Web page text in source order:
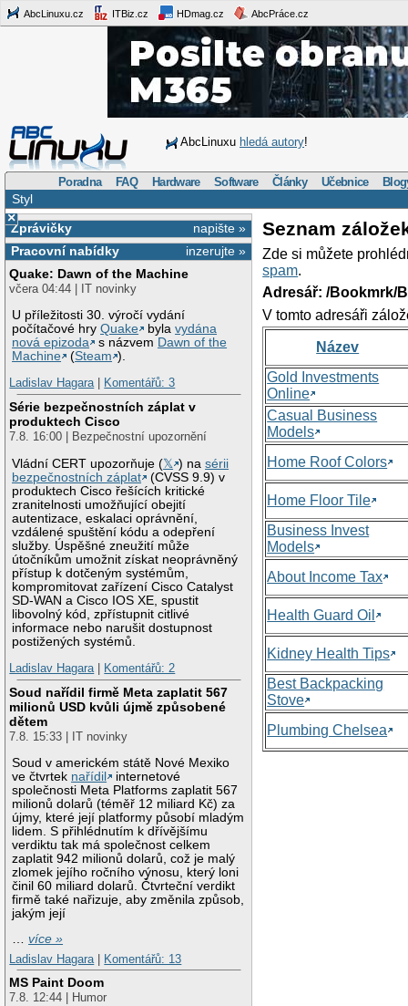
AbcLinuxu.cz ITBiz.cz HDmag.cz AbcPráce.cz
AbcLinuxu hledá autory!
Poradna FAQ Hardware Software Články Učebnice
Styl
×
napište »
Zprávičky
inzerujte »
Pracovní nabídky
Quake: Dawn of the Machine
včera 04:44 | IT novinky
U příležitosti 30. výročí vydání
počítačové hryQuake bylavydána
nová epizoda
s názvem Dawn of the
Machine
(Steam ).
Ladislav Hagara| Komentářů: 3
Série bezpečnostních záplat v
produktech Cisco
7.8. 16:00 | Bezpečnostní upozornění
Vládní CERT upozorňuje (𝕏 ) nasérii
bezpečnostních záplat
(CVSS 9.9) v
produktech Cisco řešících kritické
zranitelnosti umožňující obejití
autentizace, eskalaci oprávnění,
vzdálené spuštění kódu a odepření
služby. Úspěšné zneužití může
útočníkům umožnit získat neoprávněný
přístup k dotčeným systémům,
kompromitovat zařízení Cisco Catalyst
SD-WAN a Cisco IOS XE, spustit
libovolný kód, zpřístupnit citlivé
informace nebo narušit dostupnost
postižených systémů.
Ladislav Hagara| Komentářů: 2
Soud nařídil firmě Meta zaplatit 567
milionů USD kvůli újmě způsobené
dětem
7.8. 15:33 | IT novinky
Soud v americkém státě Nové Mexiko
ve čtvrtek nařídil
internetové
společnosti Meta Platforms zaplatit 567
milionů dolarů (téměř 12 miliard Kč) za
újmy, které její platformy působí mladým
lidem. S přihlédnutím k dřívějšímu
verdiktu tak má společnost celkem
zaplatit 942 milionů dolarů, což je malý
zlomek jejího ročního výnosu, který loni
činil 60 miliard dolarů. Čtvrteční verdikt
firmě také nařizuje, aby změnila způsob,
jakým její
…více »
Ladislav Hagara
Komentářů: 13
MS Paint Doom
7.8. 12:44 | Humor
Seznam
Zde si můžete
spam.
Adresář: /Bookmrk/
V tomto adresáři
Název
Gold Investments
Online
Casual Business
Models
Home Roof Colors
Home Floor Tile
Business Invest
Models
About Income Tax
Health Guard Oil
Kidney Health Tips
Best Backpacking
Stove
Plumbing Chelsea